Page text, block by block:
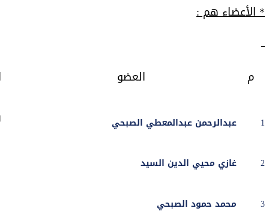
* الأعضاء هم :
م العضو
1 عبدالرحمن عبدالمعطي الصبحي
2 غازي محيي الدين السيد
3 محمد حمود الصبحي